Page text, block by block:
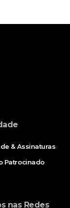
& Assinaturas
Patrocinado
nas Redes